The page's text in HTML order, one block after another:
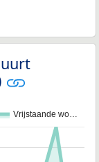
Vrijstaande wo…